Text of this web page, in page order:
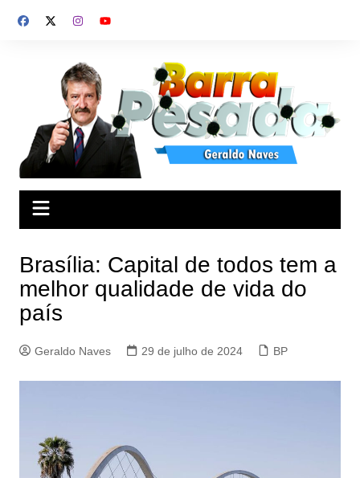
para
Brasília: Capital de todos tem a
melhor qualidade de vida do
país
Geraldo Naves 29 de julho de 2024 BP